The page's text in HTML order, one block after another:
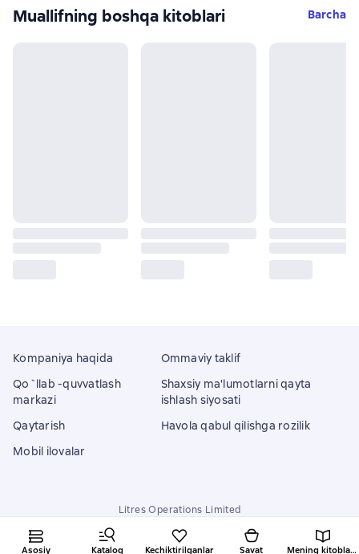
Asosiy Katalog Kechiktirilganlar Savat Mening kitoblarim
Muallifning boshqa kitoblari Barcha
Kompaniya haqida
Qo`llab -quvvatlash
markazi
Qaytarish
Mobil ilovalar
Ommaviy taklif
Shaxsiy ma'lumotlarni qayta
ishlash siyosati
Havola qabul qilishga rozilik
Litres Operations Limited